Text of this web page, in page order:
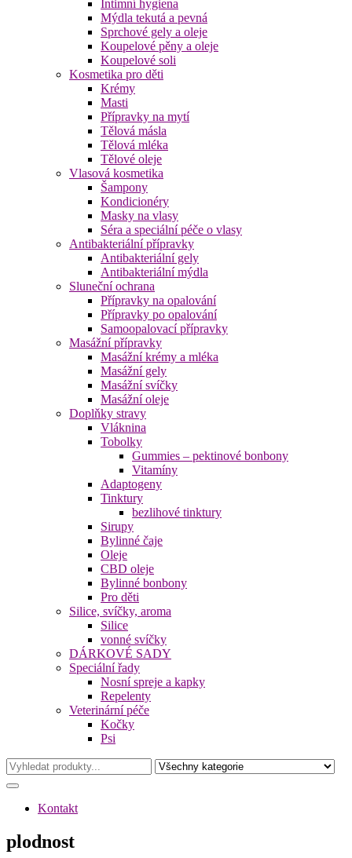
Intimní hygiena
Mýdla tekutá a pevná
Sprchové gely a oleje
Koupelové pěny a oleje
Koupelové soli
Kosmetika pro děti
Krémy
Masti
Přípravky na mytí
Tělová másla
Tělová mléka
Tělové oleje
Vlasová kosmetika
Šampony
Kondicionéry
Masky na vlasy
Séra a speciální péče o vlasy
Antibakteriální přípravky
Antibakteriální gely
Antibakteriální mýdla
Sluneční ochrana
Přípravky na opalování
Přípravky po opalování
Samoopalovací přípravky
Masážní přípravky
Masážní krémy a mléka
Masážní gely
Masážní svíčky
Masážní oleje
Doplňky stravy
Vláknina
Tobolky
Gummies – pektinové bonbony
Vitamíny
Adaptogeny
Tinktury
bezlihové tinktury
Sirupy
Bylinné čaje
Oleje
CBD oleje
Bylinné bonbony
Pro děti
Silice, svíčky, aroma
Silice
vonné svíčky
DÁRKOVÉ SADY
Speciální řady
Nosní spreje a kapky
Repelenty
Veterinární péče
Kočky
Psi
Kontakt
plodnost